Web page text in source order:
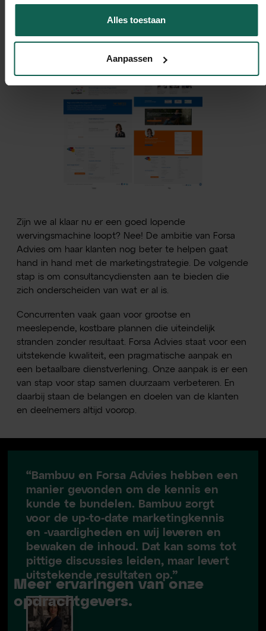
Alles toestaan
Aanpassen
Zijn we al klaar nu er een goed lopende
wervingsmachine loopt? Nee! De ambitie van Forsa
Advies om haar klanten nog beter te helpen gaat
hand in hand met de marketingstrategie. De volgende
stap is om consultancydiensten aan te bieden die
zich onderscheiden van wat er al is.
Concurrenten vaak gaan voor grootse en
meeslepende, kostbare plannen die uiteindelijk
stranden zonder resultaat. Forsa Advies staat voor een
uitstekende kwaliteit, een pragmatische aanpak en
een betaalbare dienstverlening. Onze aanpak is er een
van stap voor stap samen duurzaam verbeteren. En
daarbij staan de belangen en doelen van de klanten
en deelnemers altijd voorop.
“Bambuu en Forsa Advies hebben een
manier gevonden om de kennis en
kunde te bundelen. Bambuu zorgt
voor de up-to-date marketingkennis
en -vaardigheden en wij leveren en
bewaken de inhoud. Dat kan soms tot
pittige discussies leiden, maar levert
uitstekende resultaten op.”
Meer ervaringen van onze
opdrachtgevers.